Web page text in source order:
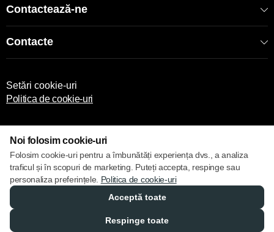
Contactează-ne
Contacte
Setări cookie-uri
Politica de cookie-uri
© 2013 – 2026 ECOM
Noi folosim cookie-uri
Folosim cookie-uri pentru a îmbunătăți experiența dvs., a analiza
traficul și în scopuri de marketing. Puteți accepta, respinge sau
personaliza preferințele. Politica de cookie-uri
Acceptă toate
Respinge toate